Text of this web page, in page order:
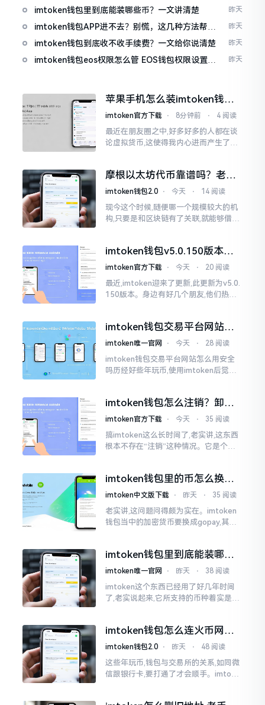
讲清真实功能
imtoken钱包里到底能装哪些币？一文讲清楚 昨天
imtoken钱包APP进不去？别慌，这几种方法帮你
快速解决
昨天
imtoken钱包到底收不收手续费？一文给你说清楚 昨天
imtoken钱包eos权限怎么管 EOS钱包权限设置方
昨天
苹果手机怎么装imtoken钱
包？老司机教你避坑
imtoken官方下载 ⋅ 8分钟前 ⋅ 4 阅读
最近在朋友圈之中,好多好多的人都在谈
论虚拟货币,这使得我内心进而产生了心
摩根以太坊代币靠谱吗？老股
民说几句掏心话
imtoken钱包2.0 ⋅ 今天 ⋅ 14 阅读
现今这个时候,随便哪一个规模较大的机
构,只要是和区块链有了关联,就能够借着
imtoken钱包v5.0.150版本实
测：这更新到底值不值得升
imtoken官方下载 ⋅ 今天 ⋅ 20 阅读
最近,imtoken迎来了更新,此更新为v5.0.
150版本。身边有好几个朋友,他们热衷
imtoken钱包交易平台网站怎
么用？安全吗？一文讲清真实
imtoken唯一官网 ⋅ 今天 ⋅ 28 阅读
imtoken钱包交易平台网站怎么用安全
吗历经好些年玩币,使用imtoken后觉得
非交易平台
imtoken钱包怎么注销？卸载
后你的资产还在吗
imtoken官方下载 ⋅ 今天 ⋅ 35 阅读
搞imtoken这么长时间了,老实讲,这东西
根本不存在“注销”这种情况。它是个去
件。你想要注销?
imtoken钱包里的币怎么换成
gopay？老哥手把手教你
imtoken中文版下载 ⋅ 昨天 ⋅ 35 阅读
老实讲,这问题问得颇为实在。imtoken
钱包当中的加密货币要换成gopay,其间
imtoken钱包里到底能装哪些
币？一文讲清楚
imtoken唯一官网 ⋅ 昨天 ⋅ 38 阅读
imtoken这个东西已经用了好几年时间
了,老实说起来,它所支持的币种着实是非
到各种币种布满屏幕后
imtoken钱包怎么连火币网？
老玩家手把手教你
imtoken钱包2.0 ⋅ 昨天 ⋅ 48 阅读
这些年玩币,钱包与交易所的关系,如同微
信跟银行卡,要打通了才会顺手。imtoke